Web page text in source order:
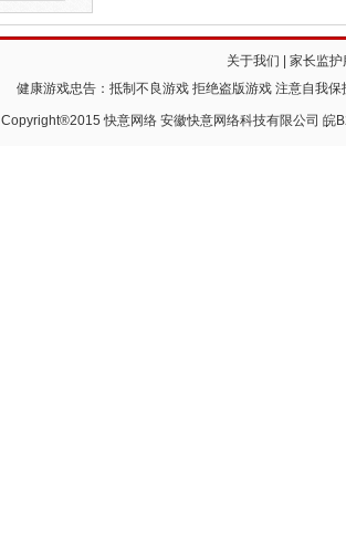
关于我们
家长监护
健康游戏忠告：抵制不良游戏 拒绝盗版游戏 注意自我
Copyright®2015 快意网络 安徽快意网络科技有限公司 皖